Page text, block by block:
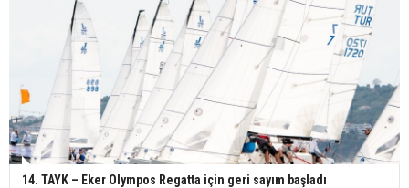
14. TAYK – Eker Olympos Regatta için geri sayım başladı